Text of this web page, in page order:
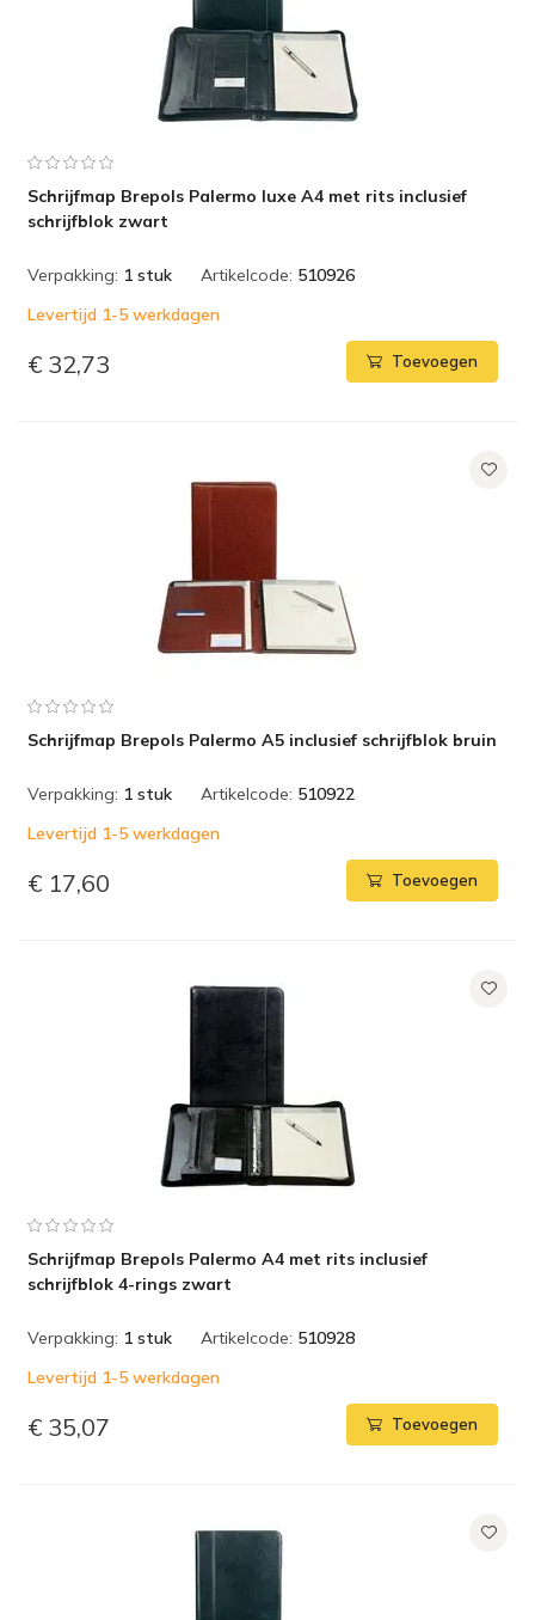
Schrijfmap Brepols Palermo luxe A4 met rits inclusief
schrijfblok zwart
Verpakking: 1 stuk Artikelcode: 510926
Levertijd 1-5 werkdagen
€ 32,73 Toevoegen
Schrijfmap Brepols Palermo A5 inclusief schrijfblok bruin
Verpakking: 1 stuk Artikelcode: 510922
Levertijd 1-5 werkdagen
€ 17,60 Toevoegen
Schrijfmap Brepols Palermo A4 met rits inclusief
schrijfblok 4-rings zwart
Verpakking: 1 stuk Artikelcode: 510928
Levertijd 1-5 werkdagen
€ 35,07 Toevoegen